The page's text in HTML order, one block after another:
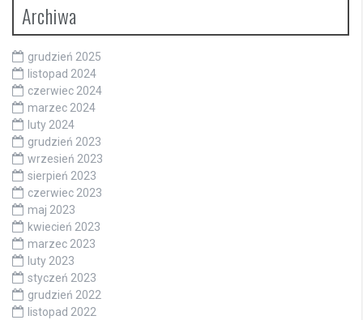
Archiwa
grudzień 2025
listopad 2024
czerwiec 2024
marzec 2024
luty 2024
grudzień 2023
wrzesień 2023
sierpień 2023
czerwiec 2023
maj 2023
kwiecień 2023
marzec 2023
luty 2023
styczeń 2023
grudzień 2022
listopad 2022